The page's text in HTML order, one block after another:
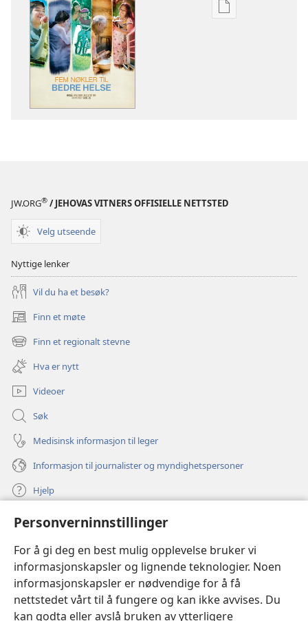
Personverninnstillinger
For å gi deg en best mulig opplevelse bruker vi
informasjonskapsler og lignende teknologier. Noen
informasjonskapsler er nødvendige for å få
nettstedet vårt til å fungere og kan ikke avvises. Du
kan godta eller avslå bruken av ytterligere
JW.ORG® / JEHOVAS VITNERS OFFISIELLE NETTSTED
Velg utseende
Nyttige lenker
Vil du ha et besøk?
Finn et møte
(åpner
nytt
vindu)
Finn et regionalt stevne
(åpner
nytt
vindu)
Hva er nytt
Videoer
Søk
Medisinsk informasjon til leger
Informasjon til journalister og myndighetspersoner
Hjelp
Bidrag
(åpner
nytt
vindu)Watchtower ONLINE LIBRARY™
(åpner
nytt
vindu) JW Hub ®
(åpner
nytt